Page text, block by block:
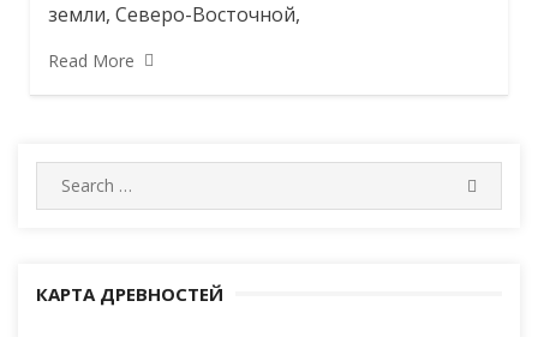
земли, Северо-Восточной,
Read More
Search
for:
КАРТА ДРЕВНОСТЕЙ